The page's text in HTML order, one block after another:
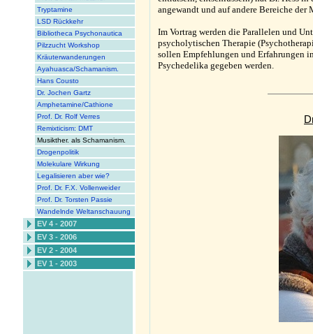
Tryptamine
LSD Rückkehr
Bibliotheca Psychonautica
Pilzzucht Workshop
Kräuterwanderungen
Ayahuasca/Schamanism.
Hans Cousto
Dr. Jochen Gartz
Amphetamine/Cathione
Prof. Dr. Rolf Verres
Remixticism: DMT
Musikther. als Schamanism.
Drogenpolitik
Molekulare Wirkung
Legalisieren aber wie?
Prof. Dr. F.X. Vollenweider
Prof. Dr. Torsten Passie
Wandelnde Weltanschauung
EV 4 - 2007
EV 3 - 2006
EV 2 - 2004
EV 1 - 2003
angewandt und auf andere Bereiche der
Im Vortrag werden die Parallelen und
psycholytischen Therapie
sollen Empfehlungen und Erfahrungen
Psychedelika gegeben werden.